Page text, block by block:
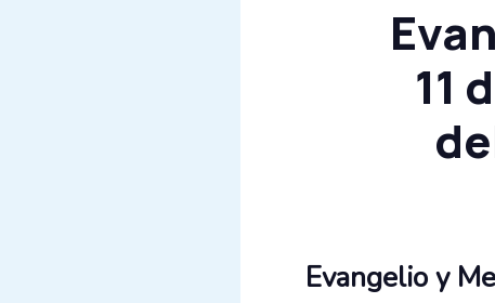
11
Evangelio y